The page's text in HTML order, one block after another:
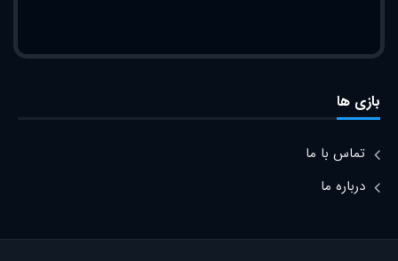
بازی ها
تماس با ما
درباره ما